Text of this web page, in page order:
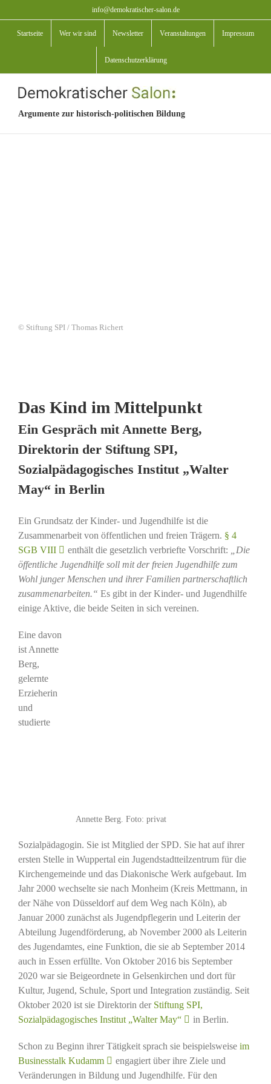
Inhalt
springen
info@demokratischer-salon.de
Startseite Wer wir sind Newsletter Veranstaltungen Impressum
Datenschutzerklärung
Argumente zur historisch-politischen Bildung
© Stiftung SPI / Thomas Richert
Das Kind im Mittelpunkt
Ein Gespräch mit Annette Berg,
Direktorin der Stiftung SPI,
Sozialpädagogisches Institut „Walter
May“ in Berlin
Ein Grundsatz der Kinder- und Jugendhilfe ist die
Zusammenarbeit von öffentlichen und freien Trägern. § 4
SGB VIII
enthält die gesetzlich verbriefte Vorschrift:
„Die
öffentliche Jugendhilfe soll mit der freien Jugendhilfe zum
Wohl junger Menschen und ihrer Familien partnerschaftlich
zusammenarbeiten.“ Es gibt in der Kinder- und Jugendhilfe
einige Aktive, die beide Seiten in sich vereinen.
Annette Berg. Foto: privat
Eine davon
ist Annette
Berg,
gelernte
Erzieherin
und
studierte
Sozialpädagogin. Sie ist Mitglied der SPD. Sie hat auf ihrer
ersten Stelle in Wuppertal ein Jugendstadtteilzentrum für die
Kirchengemeinde und das Diakonische Werk aufgebaut. Im
Jahr 2000 wechselte sie nach Monheim (Kreis Mettmann, in
der Nähe von Düsseldorf auf dem Weg nach Köln), ab
Januar 2000 zunächst als Jugendpflegerin und Leiterin der
Abteilung Jugendförderung, ab November 2000 als Leiterin
des Jugendamtes, eine Funktion, die sie ab September 2014
auch in Essen erfüllte. Von Oktober 2016 bis September
2020 war sie Beigeordnete in Gelsenkirchen und dort für
Kultur, Jugend, Schule, Sport und Integration zuständig. Seit
Oktober 2020 ist sie Direktorin der Stiftung SPI,
Sozialpädagogisches Institut „Walter May“
in Berlin.
Schon zu Beginn ihrer Tätigkeit sprach sie beispielsweise im
Businesstalk Kudamm
engagiert über ihre Ziele und
Veränderungen in Bildung und Jugendhilfe. Für den